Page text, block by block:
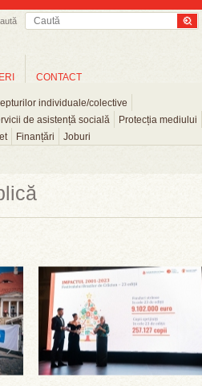
individuale/colective
de asistență socială
Protecția mediului
Finanțări Joburi
CONTACT